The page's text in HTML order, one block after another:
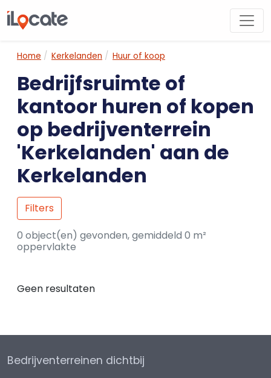
Home Kerkelanden Huur of koop
Bedrijfsruimte of
kantoor huren of kopen
op bedrijventerrein
'Kerkelanden' aan de
Kerkelanden
Filters
0 object(en) gevonden, gemiddeld 0 m²
oppervlakte
Geen resultaten
Bedrijventerreinen dichtbij